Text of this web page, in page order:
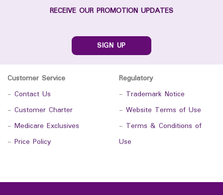
RECEIVE OUR PROMOTION UPDATES
SIGN UP
Customer Service
- Contact Us
- Customer Charter
- Medicare Exclusives
- Price Policy
Regulatory
- Trademark Notice
- Website Terms of Use
- Terms & Conditions of
Use